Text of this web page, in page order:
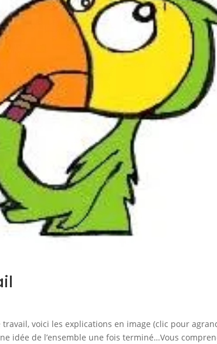
voici les explications en image (clic pour
de l’ensemble une fois terminé…Vous